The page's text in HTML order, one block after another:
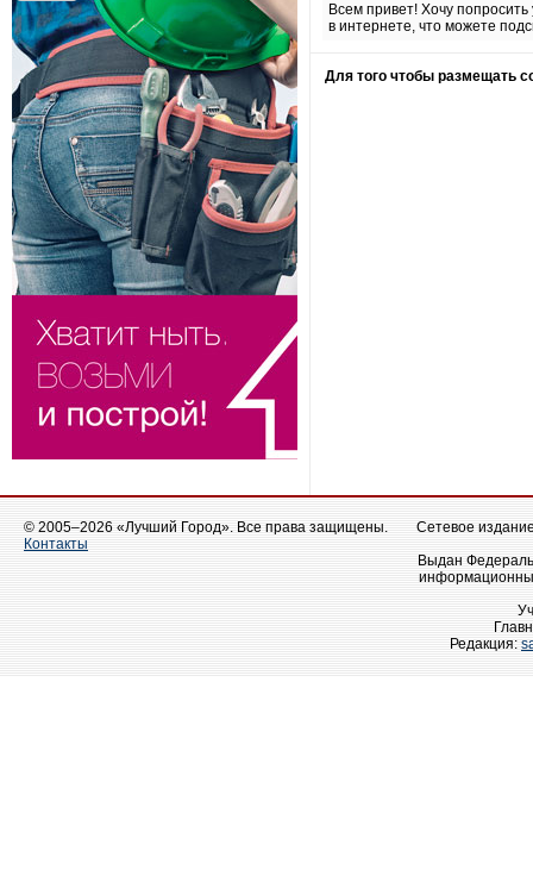
Всем привет! Хочу
в интернете, что можете
Для того чтобы размещать
© 2005–2026 «Лучший Город». Все права защищены.
Контакты
Сетевое
Выдан
Редакция: